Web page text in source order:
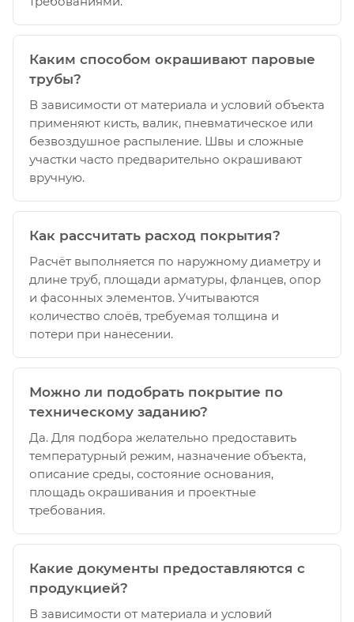
Каким способом окрашивают паровые
трубы?
В зависимости от материала и условий объекта
применяют кисть, валик, пневматическое или
безвоздушное распыление. Швы и сложные
участки часто предварительно окрашивают
вручную.
Как рассчитать расход покрытия?
Расчёт выполняется по наружному диаметру и
длине труб, площади арматуры, фланцев, опор
и фасонных элементов. Учитываются
количество слоёв, требуемая толщина и
потери при нанесении.
Можно ли подобрать покрытие по
техническому заданию?
Да. Для подбора желательно предоставить
температурный режим, назначение объекта,
описание среды, состояние основания,
площадь окрашивания и проектные
требования.
Какие документы предоставляются с
продукцией?
В зависимости от материала и условий